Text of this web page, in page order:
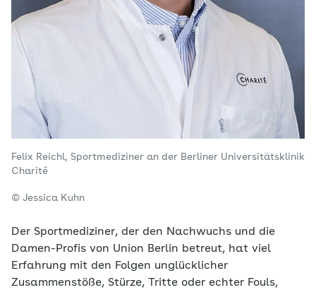
Felix Reichl, Sportmediziner an der Berliner Universitätsklinik
Charité
© Jessica Kuhn
Der Sportmediziner, der den Nachwuchs und die
Damen-Profis von Union Berlin betreut, hat viel
Erfahrung mit den Folgen unglücklicher
Zusammenstöße, Stürze, Tritte oder echter Fouls,